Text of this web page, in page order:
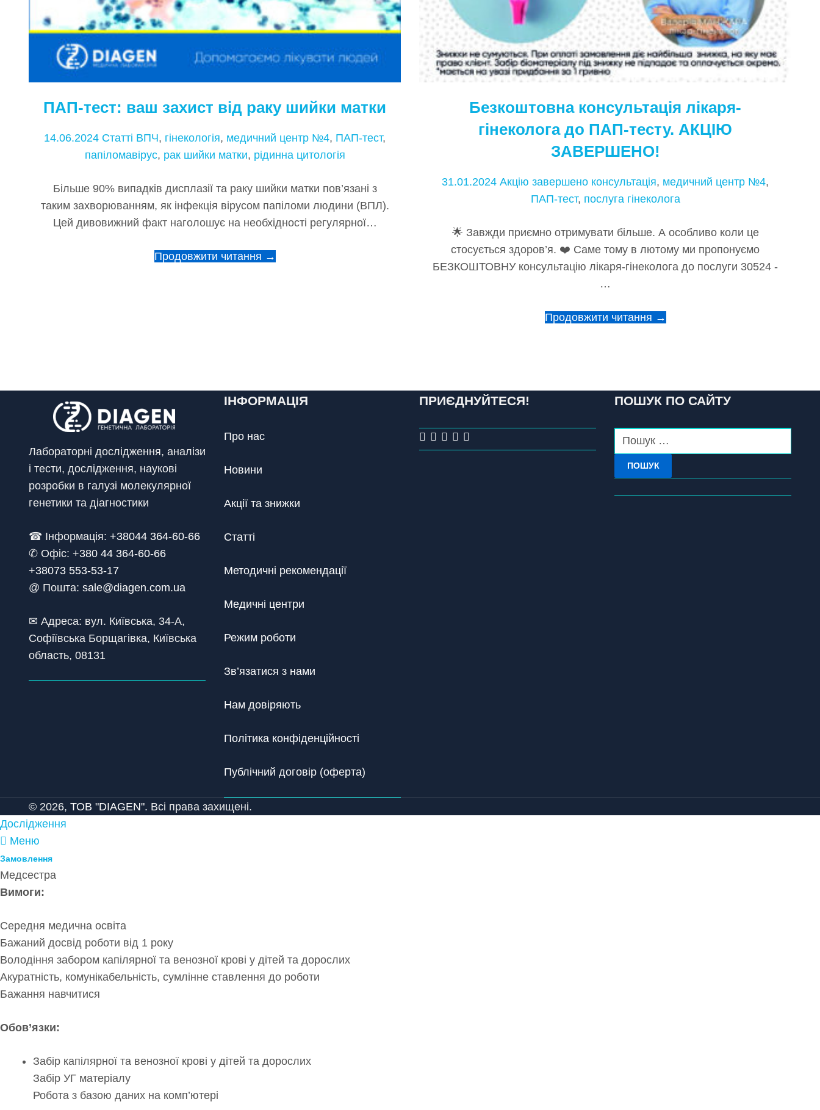
ПАП-тест: ваш захист від раку шийки матки
14.06.2024 Статті ВПЧ, гінекологія, медичний центр №4, ПАП-тест,
папіломавірус, рак шийки матки, рідинна цитологія
Більше 90% випадків дисплазії та раку шийки матки пов’язані з
таким захворюванням, як інфекція вірусом папіломи людини (ВПЛ).
Цей дивовижний факт наголошує на необхідності регулярної…
Продовжити читання →
Безкоштовна консультація лікаря-
гінеколога до ПАП-тесту. АКЦІЮ
ЗАВЕРШЕНО!
31.01.2024 Акцію завершено консультація, медичний центр №4,
ПАП-тест, послуга гінеколога
🌟 Завжди приємно отримувати більше. А особливо коли це
стосується здоров’я. ❤️ Саме тому в лютому ми пропонуємо
БЕЗКОШТОВНУ консультацію лікаря-гінеколога до послуги 30524 -
…
Продовжити читання →
Лабораторні дослідження, аналізи
і тести, дослідження, наукові
розробки в галузі молекулярної
генетики та діагностики
☎ Інформація: +38044 364-60-66
✆ Офіс: +380 44 364-60-66
+38073 553-53-17
@ Пошта: sale@diagen.com.ua
✉ Адреса: вул. Київська, 34-А,
Софіївська Борщагівка, Київська
область, 08131
ІНФОРМАЦІЯ
Про нас
Новини
Акції та знижки
Статті
Методичні рекомендації
Медичні центри
Режим роботи
Зв’язатися з нами
Нам довіряють
Політика конфіденційності
Публічний договір (оферта)
ПРИЄДНУЙТЕСЯ! ПОШУК ПО САЙТУ
ПОШУК
© 2026, ТОВ "DIAGEN". Всі права захищені.
Дослідження
Меню
Замовлення
Медсестра
Вимоги:
Середня медична освіта
Бажаний досвід роботи від 1 року
Володіння забором капілярної та венозної крові у дітей та дорослих
Акуратність, комунікабельність, сумлінне ставлення до роботи
Бажання навчитися
Обов’язки:
Забір капілярної та венозної крові у дітей та дорослих
Забір УГ матеріалу
Робота з базою даних на комп’ютері